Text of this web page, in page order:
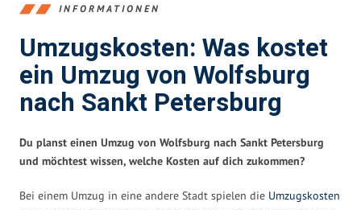
INFORMATIONEN
Umzugskosten: Was kostet
ein Umzug von Wolfsburg
nach Sankt Petersburg
Du planst einen Umzug von Wolfsburg nach Sankt Petersburg
und möchtest wissen, welche Kosten auf dich zukommen?
Bei einem Umzug in eine andere Stadt spielen die Umzugskosten